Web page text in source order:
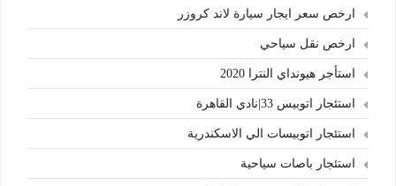
ارخص سعر ايجار سيارة لاند كروزر
ارخص نقل سياحي
استأجر هيونداي النترا 2020
استئجار اتوبيس 33|نادي القاهرة
استئجار اتوبيسات الي الاسكندرية
استئجار باصات سياحية